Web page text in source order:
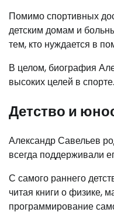
Помимо спортивных
детским домам и
тем, кто нуждается в
В целом, биография
высоких целей в
Детство и
Александр Савельев
всегда поддерживали
С самого раннего
читая книги о физике,
программирование